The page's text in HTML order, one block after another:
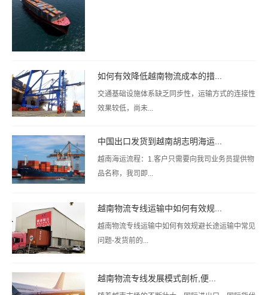
如何有效降低越南物流成本的措...
交通基础设施体系缺乏同步性，运输方式的连接性
效果较低，尚未...
中国出口发货到越南胡志明海运...
越南海运流程：1.客户只需要向我司业务员提供物
品名称，我司即...
越南物流专线运输中如何有效规...
越南物流专线运输中如何有效规避长途运输中常见
问题-发货前的...
越南物流专线发展模式剖析,便...